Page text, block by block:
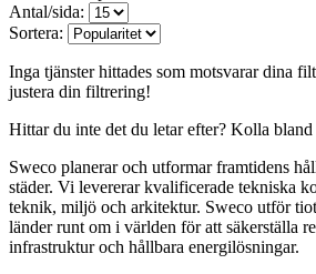
Antal/sida:
Sortera:
Inga tjänster hittades som motsvarar dina
justera din filtrering!
Hittar du inte det du letar efter? Kolla bland
Sweco planerar och utformar framtidens
städer. Vi levererar kvalificerade tekniska
teknik, miljö och arkitektur. Sweco utför
länder runt om i världen för att säkerställa
infrastruktur och hållbara energilösningar.